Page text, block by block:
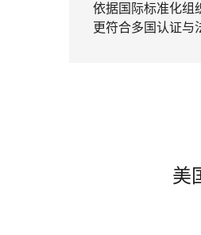
依据国际标准化组
更符合多国认证与
美